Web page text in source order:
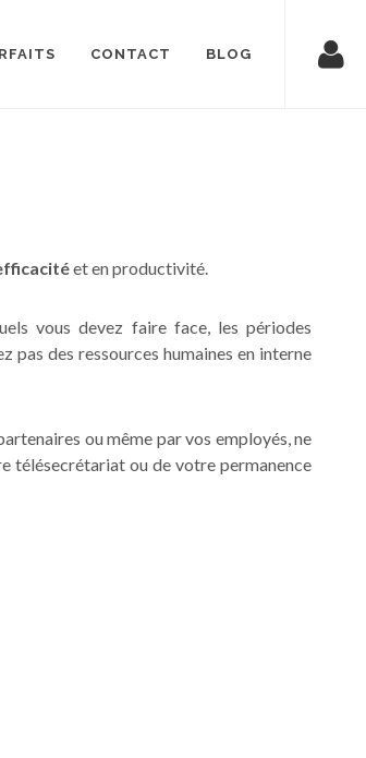
CONTACT BLOG
et en productivité.
vous devez faire face, les périodes
pas des ressources humaines en interne
ou même par vos employés, ne
télésecrétariat ou de votre permanence